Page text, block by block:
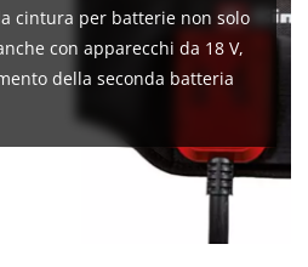
cintura per batterie non solo
con apparecchi da 18 V,
della seconda batteria